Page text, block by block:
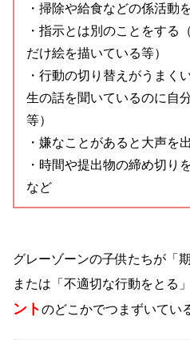
・掃除や給食などの係活動
・指示とは別のことをする
だけ絵を描いている等）
・行動の切り替えがうまく
生の話を聞いているのに自
等）
・嫌なことがあると大声を
・時間や提出物の締め切り
など
グレーゾーンの子供たちが「
または「不適切な行動をとる」
ントのどこかでつまずいてい